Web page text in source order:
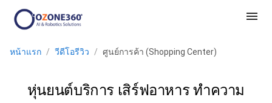
menu
หน้าแรก / วีดีโอรีวิว / ศูนย์การค้า (Shopping Center)
หุ่นยนต์บริการ เสิร์ฟอาหาร ทำความ